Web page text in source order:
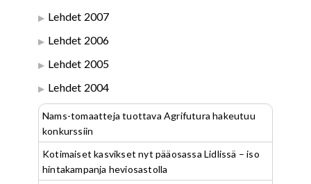
Lehdet 2007
Lehdet 2006
Lehdet 2005
Lehdet 2004
Nams-tomaatteja tuottava Agrifutura hakeutuu
konkurssiin
Kotimaiset kasvikset nyt pääosassa Lidlissä – iso
hintakampanja heviosastolla